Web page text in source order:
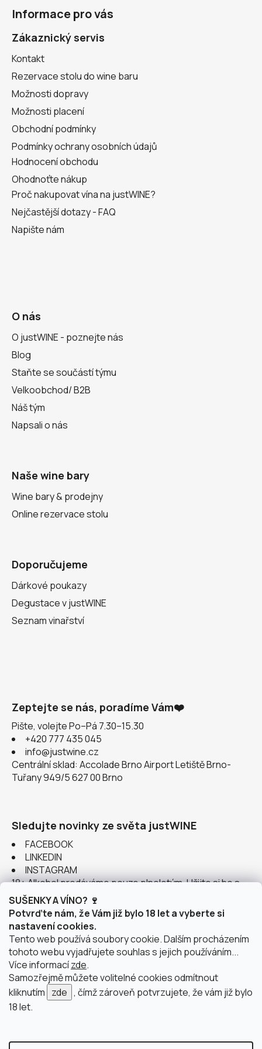
SUŠENKY A VÍNO? 🍷
Potvrďte nám, že Vám již bylo 18 let a vyberte si
nastavení cookies.
Tento web používá soubory cookie. Dalším procházením
tohoto webu vyjadřujete souhlas s jejich používáním...
Více informacízde.
Samozřejmě můžete volitelné cookies odmítnout
kliknutím zde , čímž zároveň potvrzujete, že vám již bylo
18 let.
Informace pro vás
Zákaznický servis
Kontakt
Rezervace stolu do wine baru
Možnosti dopravy
Možnosti placení
Obchodní podmínky
Podmínky ochrany osobních údajů
Hodnocení obchodu
Ohodnoťte nákup
Proč nakupovat vína na justWINE?
Nejčastější dotazy - FAQ
Napište nám
O nás
O justWINE - poznejte nás
Blog
Staňte se součástí týmu
Velkoobchod/ B2B
Náš tým
Napsali o nás
Naše wine bary
Wine bary & prodejny
Online rezervace stolu
Doporučujeme
Dárkové poukazy
Degustace v justWINE
Seznam vinařství
Zeptejte se nás, poradíme Vám❤️
Pište, volejte Po–Pá 7.30–15.30
+420 777 435 045
info@justwine.cz
Centrální sklad: Accolade Brno Airport Letiště Brno-
Tuřany 949/5 627 00 Brno
Sledujte novinky ze světa justWINE
FACEBOOK
LINKEDIN
INSTAGRAM
18+ Alkohol prodáváme pouze plnoletým. Užijte si ho s
rozumem.
Instagram